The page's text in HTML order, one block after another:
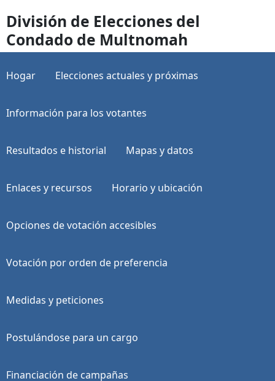
División de Elecciones del
Condado de Multnomah
Hogar Elecciones actuales y próximas
Información para los votantes
Resultados e historial Mapas y datos
Enlaces y recursos Horario y ubicación
Opciones de votación accesibles
Votación por orden de preferencia
Medidas y peticiones
Postulándose para un cargo
Financiación de campañas